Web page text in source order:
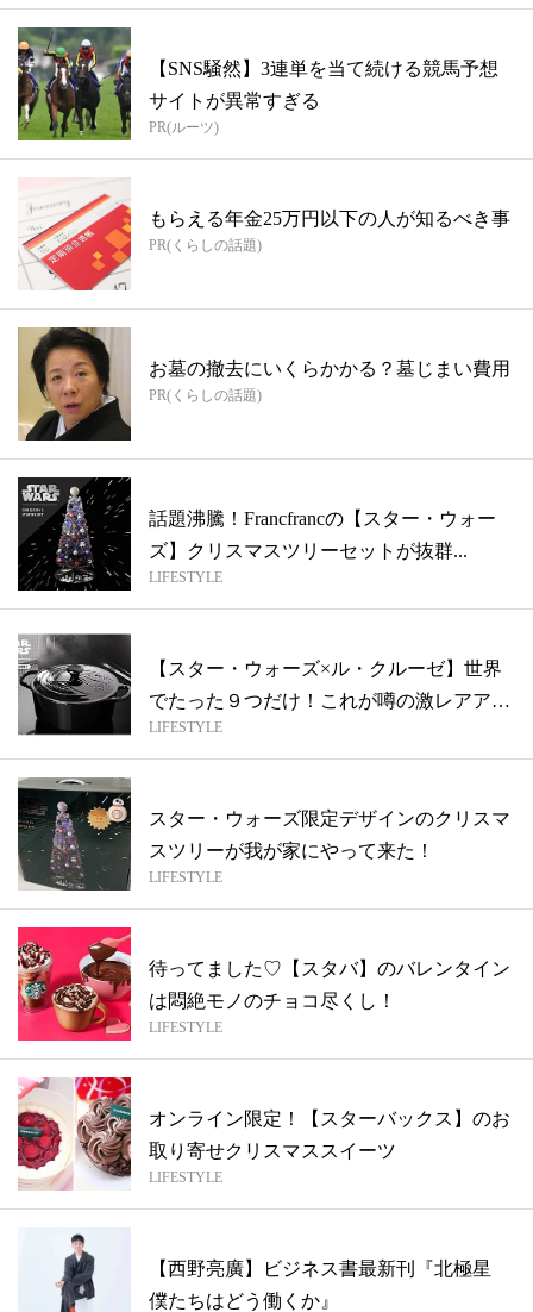
【SNS騒然】3連単を当て続ける競馬予想
サイトが異常すぎる
PR(ルーツ)
もらえる年金25万円以下の人が知るべき事
PR(くらしの話題)
お墓の撤去にいくらかかる？墓じまい費用
PR(くらしの話題)
話題沸騰！Francfrancの【スター・ウォー
ズ】クリスマスツリーセットが抜群...
LIFESTYLE
【スター・ウォーズ×ル・クルーゼ】世界
でたった９つだけ！これが噂の激レアアイ
テム
LIFESTYLE
スター・ウォーズ限定デザインのクリスマ
スツリーが我が家にやって来た！
LIFESTYLE
待ってました♡【スタバ】のバレンタイン
は悶絶モノのチョコ尽くし！
LIFESTYLE
オンライン限定！【スターバックス】のお
取り寄せクリスマススイーツ
LIFESTYLE
【西野亮廣】ビジネス書最新刊『北極星
僕たちはどう働くか』